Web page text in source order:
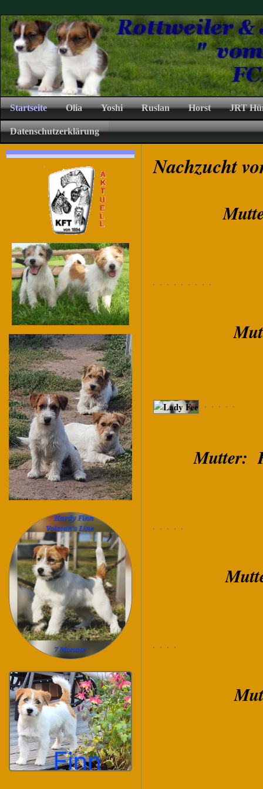
Startseite Olia Yoshi Ruslan Horst JRT
Datenschutzerklärung
Nachzucht
Mutter: